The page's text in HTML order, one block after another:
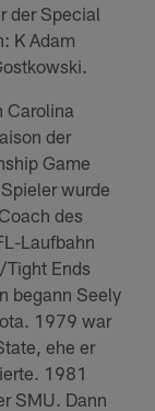
der Special
K Adam
Carolina
der
Game
wurde
des
Laufbahn
Ends
begann Seely
1979 war
ehe er
1981
SMU. Dann